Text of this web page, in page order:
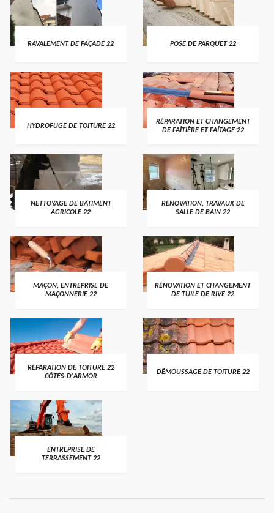
RAVALEMENT DE FAÇADE 22 POSE DE PARQUET 22
HYDROFUGE DE TOITURE 22
RÉPARATION ET CHANGEMENT
DE FAÎTIÈRE ET FAÎTAGE 22
NETTOYAGE DE BÂTIMENT
AGRICOLE 22
RÉNOVATION, TRAVAUX DE
SALLE DE BAIN 22
MAÇON, ENTREPRISE DE
MAÇONNERIE 22
RÉNOVATION ET CHANGEMENT
DE TUILE DE RIVE 22
RÉPARATION DE TOITURE 22
CÔTES-D'ARMOR
DÉMOUSSAGE DE TOITURE 22
ENTREPRISE DE
TERRASSEMENT 22